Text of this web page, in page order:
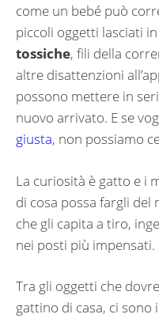
come un bebé può
piccoli oggetti lasciati
tossiche, fili della
altre disattenzioni
possono mettere in
nuovo arrivato. E se
giusta, non possiamo
La curiosità è gatto e i
di cosa possa fargli
che gli capita a tiro,
nei posti più impensati.
Tra gli oggetti che
gattino di casa, ci sono i